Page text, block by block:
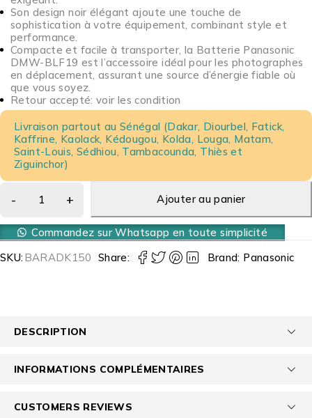
Son design noir élégant ajoute une touche de
sophistication à votre équipement, combinant style et
performance.
Compacte et facile à transporter, la Batterie Panasonic
DMW-BLF19 est l’accessoire idéal pour les photographes
en déplacement, assurant une source d’énergie fiable où
que vous soyez.
Retour accepté: voir les condition
Livraison partout au Sénégal (Dakar, Diourbel, Fatick,
Kaffrine, Kaolack, Kédougou, Kolda, Louga, Matam,
Saint-Louis, Sédhiou, Tambacounda, Thiès et
Ziguinchor)
Ajouter au panier
Commandez sur Whatsapp en toute simplicité
SKU:BARADK150 Share: Brand: Panasonic
DESCRIPTION
INFORMATIONS COMPLÉMENTAIRES
CUSTOMERS REVIEWS